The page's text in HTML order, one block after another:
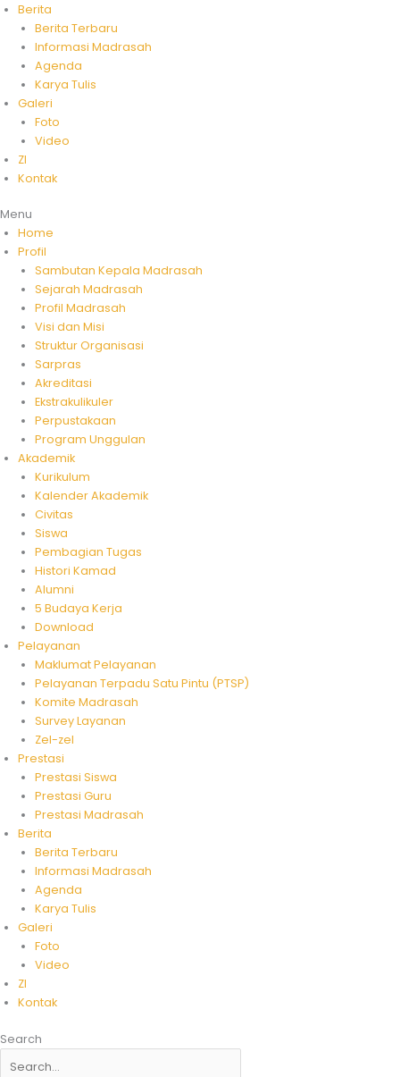
Berita
Berita Terbaru
Informasi Madrasah
Agenda
Karya Tulis
Galeri
Foto
Video
ZI
Kontak
Menu
Home
Profil
Sambutan Kepala Madrasah
Sejarah Madrasah
Profil Madrasah
Visi dan Misi
Struktur Organisasi
Sarpras
Akreditasi
Ekstrakulikuler
Perpustakaan
Program Unggulan
Akademik
Kurikulum
Kalender Akademik
Civitas
Siswa
Pembagian Tugas
Histori Kamad
Alumni
5 Budaya Kerja
Download
Pelayanan
Maklumat Pelayanan
Pelayanan Terpadu Satu Pintu (PTSP)
Komite Madrasah
Survey Layanan
Zel-zel
Prestasi
Prestasi Siswa
Prestasi Guru
Prestasi Madrasah
Berita
Berita Terbaru
Informasi Madrasah
Agenda
Karya Tulis
Galeri
Foto
Video
ZI
Kontak
Search